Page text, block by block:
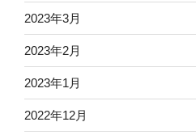
2023年3月
2023年2月
2023年1月
2022年12月